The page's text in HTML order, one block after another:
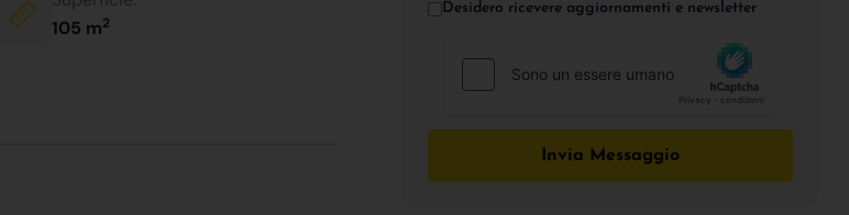
105 m2
Desidero ricevere aggiornamenti e newsletter
Invia Messaggio